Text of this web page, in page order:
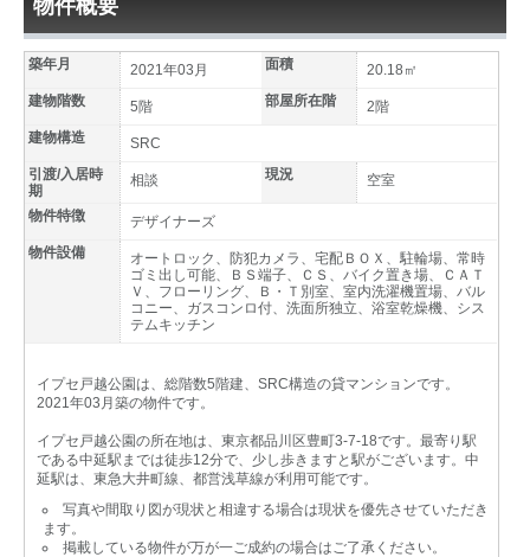
物件概要
築年月 2021年03月 面積
20.18㎡
建物階数
5階 部屋所在階
2階
建物構造
SRC
引渡/入居時
期
相談 現況 空室
物件特徴
デザイナーズ
物件設備
オートロック、防犯カメラ、宅配ＢＯＸ、駐輪場、常時
ゴミ出し可能、ＢＳ端子、ＣＳ、バイク置き場、ＣＡＴ
Ｖ、フローリング、Ｂ・Ｔ別室、室内洗濯機置場、バル
コニー、ガスコンロ付、洗面所独立、浴室乾燥機、シス
テムキッチン
イプセ戸越公園は、総階数5階建、SRC構造の貸マンションです。
2021年03月築の物件です。
イプセ戸越公園の所在地は、東京都品川区豊町3-7-18です。最寄り駅
である中延駅までは徒歩12分で、少し歩きますと駅がございます。中
延駅は、東急大井町線、都営浅草線が利用可能です。
写真や間取り図が現状と相違する場合は現状を優先させていただき
ます。
掲載している物件が万が一ご成約の場合はご了承ください。